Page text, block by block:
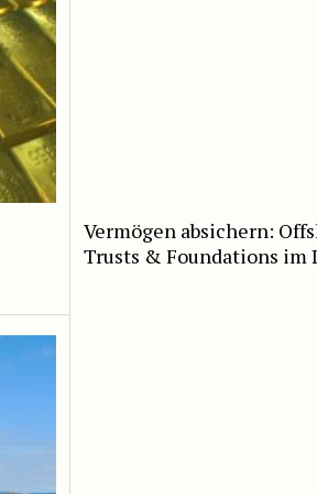
Vermögen absichern:
Trusts & Foundations im